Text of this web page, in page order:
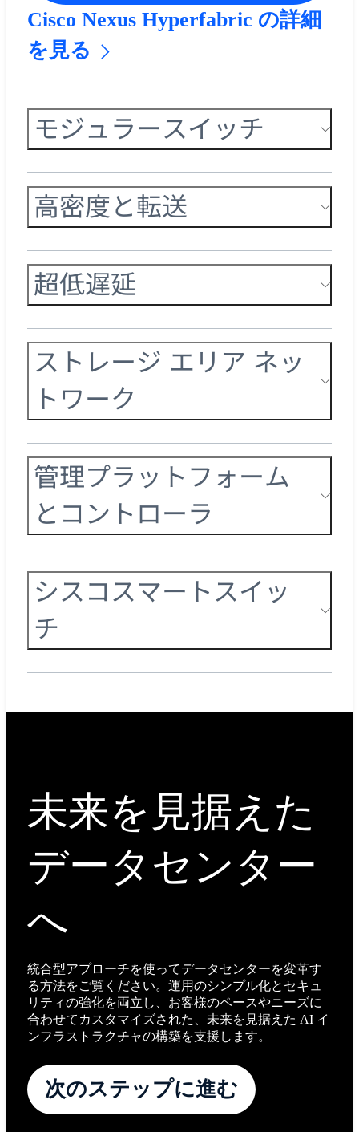
Cisco Nexus Hyperfabric の詳細
を見る
モジュラースイッチ
高密度と転送
超低遅延
ストレージ エリア ネッ
トワーク
管理プラットフォーム
とコントローラ
シスコスマートスイッ
チ
未来を見据えた
データセンター
へ
統合型アプローチを使ってデータセンターを変革す
る方法をご覧ください。運用のシンプル化とセキュ
リティの強化を両立し、お客様のペースやニーズに
合わせてカスタマイズされた、未来を見据えた AI イ
ンフラストラクチャの構築を支援します。
次のステップに進む